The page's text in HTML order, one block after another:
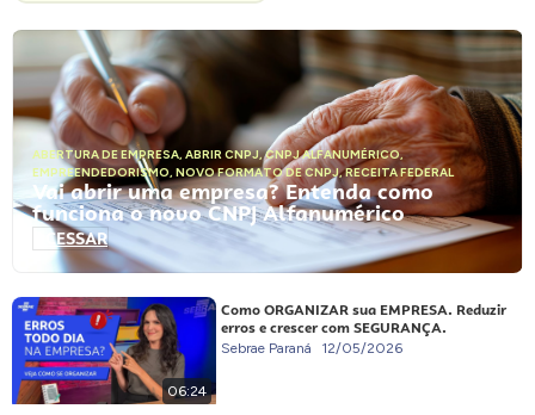
ABERTURA DE EMPRESA, ABRIR CNPJ,CNPJ ALFANUMÉRICO,
EMPREENDEDORISMO, NOVO FORMATO DE CNPJ,RECEITA FEDERAL
Vai abrir uma empresa? Entenda como
funciona o novo CNPJ Alfanumérico
ACESSAR
06:24
Como ORGANIZAR sua EMPRESA. Reduzir
erros e crescer com SEGURANÇA.
Sebrae Paraná 12/05/2026